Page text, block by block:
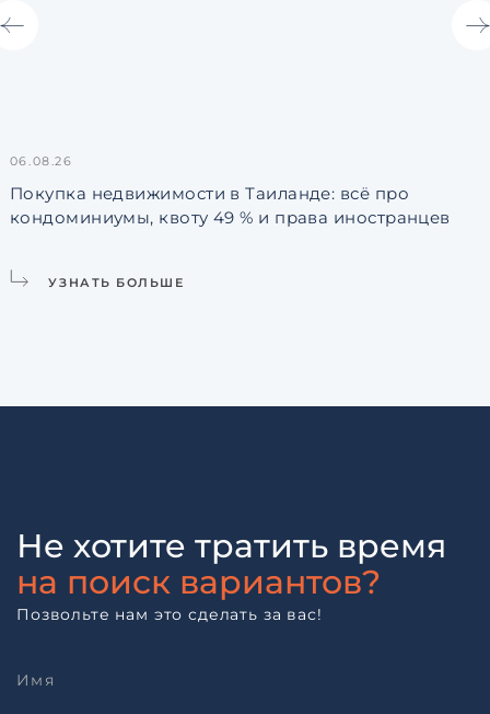
06.08.26
Покупка недвижимости в Таиланде: всё про
кондоминиумы, квоту 49 % и права иностранцев
УЗНАТЬ БОЛЬШЕ
Не хотите тратить время
на поиск вариантов?
Позвольте нам это сделать за вас!